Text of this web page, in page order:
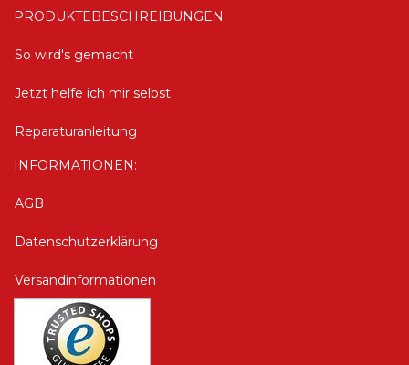
PRODUKTEBESCHREIBUNGEN:
So wird's gemacht
Jetzt helfe ich mir selbst
Reparaturanleitung
INFORMATIONEN:
AGB
Datenschutzerklärung
Versandinformationen